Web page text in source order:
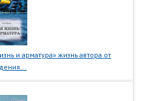
и арматура» жизнь автора от